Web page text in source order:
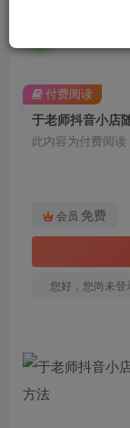
于老师抖音小店
此内容为付费阅
会员 免费
您好，您尚未登
付费阅读